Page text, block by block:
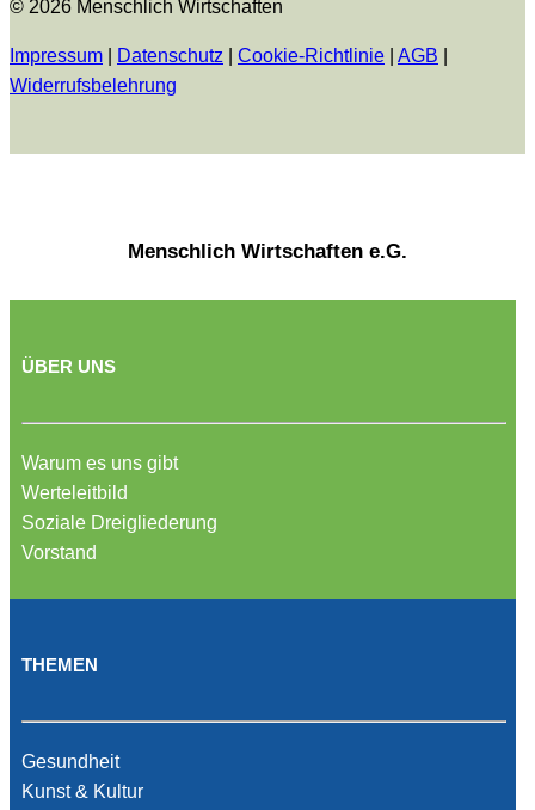
© 2026 Menschlich Wirtschaften
Impressum Datenschutz Cookie-Richtlinie AGB
Widerrufsbelehrung
Menschlich Wirtschaften e.G.
ÜBER UNS
Warum es uns gibt
Werteleitbild
Soziale Dreigliederung
Vorstand
THEMEN
Gesundheit
Kunst & Kultur